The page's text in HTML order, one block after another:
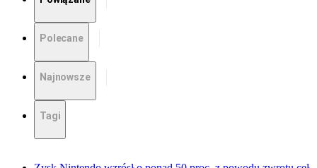
Polecane
Najnowsze
Tagi